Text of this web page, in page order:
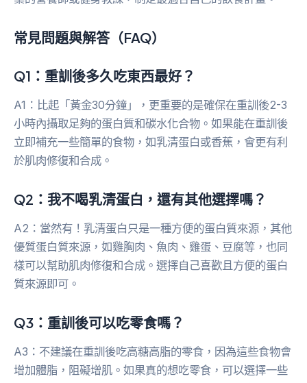
常見問題與解答（FAQ）
Q1：重訓後多久吃東西最好？
A1：比起「黃金30分鐘」，更重要的是確保在重訓後2-3
小時內攝取足夠的蛋白質和碳水化合物。如果能在重訓後
立即補充一些簡單的食物，如乳清蛋白或香蕉，會更有利
於肌肉修復和合成。
Q2：我不喝乳清蛋白，還有其他選擇嗎？
A2：當然有！乳清蛋白只是一種方便的蛋白質來源，其他
優質蛋白質來源，如雞胸肉、魚肉、雞蛋、豆腐等，也同
樣可以幫助肌肉修復和合成。選擇自己喜歡且方便的蛋白
質來源即可。
Q3：重訓後可以吃零食嗎？
A3：不建議在重訓後吃高糖高脂的零食，因為這些食物會
增加體脂，阻礙增肌。如果真的想吃零食，可以選擇一些